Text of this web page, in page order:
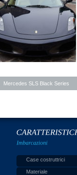
Mercedes SLS Black Series
Case costruttrici
Materiale